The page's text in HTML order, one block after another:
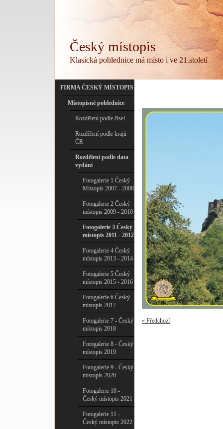
Český místopis
Klasická pohlednice má místo i ve 21.století
FIRMA ČESKÝ MÍSTOPIS
Místopisné pohlednice
Rozdělení podle čísel
Rozdělení podle krajů
ČR
Rozdělení podle data
vydání
Fotogalerie 1 Český
Místopis 2007 - 2008
Fotogalerie 2 Český
místopis 2009 - 2010
Fotogalerie 3 Český
místopis 2011 - 2012
Fotogalerie 4 Český
místopis 2013 - 2014
Fotogalerie 5 Český
místopis 2015 - 2016
Fotogalerie 6 Český
místopis 2017
Fotogalerie 7 - Český
místopis 2018
Fotogalerie 8 - Český
místopis 2019
Fotogalerie 9 - Český
místopis 2020
Fotogalerie 10 -
Český místopis 2021
Fotogalerie 11 -
Český místopis 2022
« Předchozí